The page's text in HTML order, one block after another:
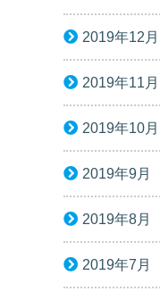
2019年12月
2019年11月
2019年10月
2019年9月
2019年8月
2019年7月